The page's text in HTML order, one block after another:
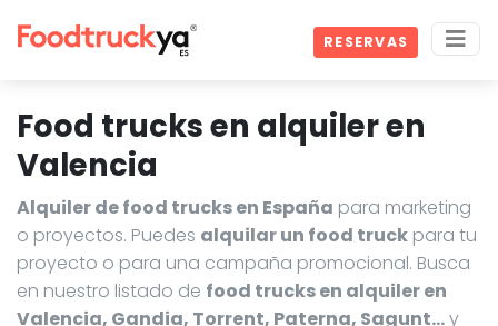
RESERVAS
Food trucks en alquiler en
Valencia
Alquiler de food trucks en España para marketing
o proyectos. Puedes alquilar un food truck para tu
proyecto o para una campaña promocional. Busca
en nuestro listado de food trucks en alquiler en
Valencia, Gandia, Torrent, Paterna, Sagunt…y